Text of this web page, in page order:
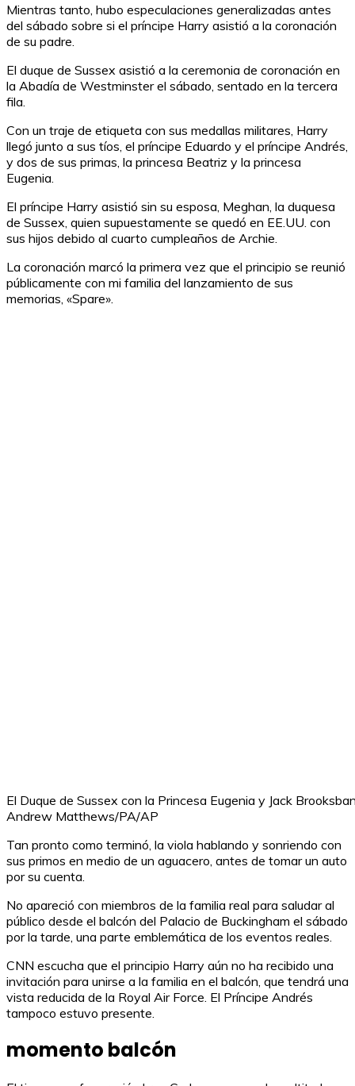
Mientras tanto, hubo especulaciones generalizadas antes
del sábado sobre si el príncipe Harry asistió a la coronación
de su padre.
El duque de Sussex asistió a la ceremonia de coronación en
la Abadía de Westminster el sábado, sentado en la tercera
fila.
Con un traje de etiqueta con sus medallas militares, Harry
llegó junto a sus tíos, el príncipe Eduardo y el príncipe Andrés,
y dos de sus primas, la princesa Beatriz y la princesa
Eugenia.
El príncipe Harry asistió sin su esposa, Meghan, la duquesa
de Sussex, quien supuestamente se quedó en EE.UU. con
sus hijos debido al cuarto cumpleaños de Archie.
La coronación marcó la primera vez que el principio se reunió
públicamente con mi familia del lanzamiento de sus
memorias, «Spare».
El Duque de Sussex con la Princesa Eugenia y Jack
Andrew Matthews/PA/AP
Tan pronto como terminó, la viola hablando y sonriendo con
sus primos en medio de un aguacero, antes de tomar un auto
por su cuenta.
No apareció con miembros de la familia real para saludar al
público desde el balcón del Palacio de Buckingham el sábado
por la tarde, una parte emblemática de los eventos reales.
CNN escucha que el principio Harry aún no ha recibido una
invitación para unirse a la familia en el balcón, que tendrá una
vista reducida de la Royal Air Force. El Príncipe Andrés
tampoco estuvo presente.
momento balcón